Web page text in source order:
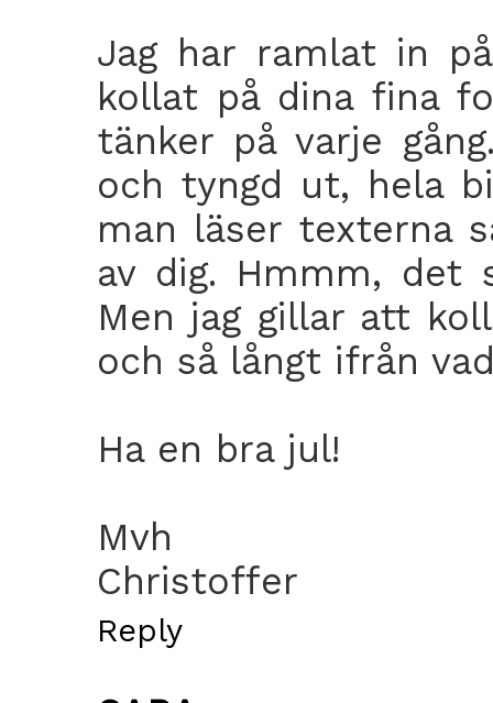
Jag har ramlat in
kollat på dina fina
tänker på varje
och tyngd ut, hela
man läser texterna
av dig. Hmmm, det
Men jag gillar att
och så långt ifrån
Ha en bra jul!
Mvh
Christoffer
Reply